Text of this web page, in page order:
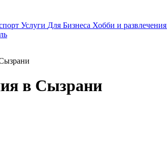
Услуги Для Бизнеса Хобби и развлечения
в Сызрани